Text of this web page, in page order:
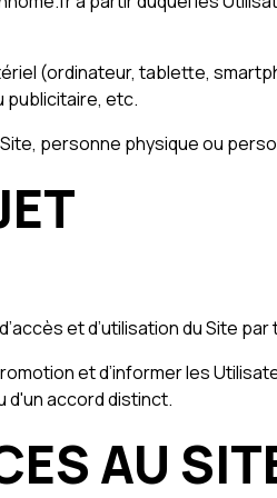
(ordinateur, tablette,
publicitaire, etc.
personne physique ou
et d’utilisation du Site
et d’informer les
d'un accord distinct.
AU